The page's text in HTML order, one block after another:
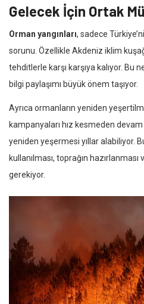
Gelecek İçin Ortak
Orman yangınları, sadece
sorunu. Özellikle Akdeniz iklim
tehditlerle karşı karşıya kalıyor. Bu
bilgi paylaşımı büyük önem taşıyor.
Ayrıca ormanların yeniden
kampanyaları hız kesmeden
yeniden yeşermesi yıllar alabiliyor.
kullanılması, toprağın hazırlanması
gerekiyor.